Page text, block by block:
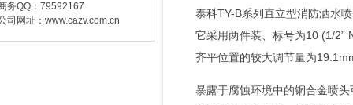
务QQ：79592167
司网址：www.cazv.com.cn
泰科TY-B系列直立型消防洒水
它采用两件装、标号为10 (1/2”
齐平位置的较大调节量为
暴露于腐蚀环境中的铜合金喷